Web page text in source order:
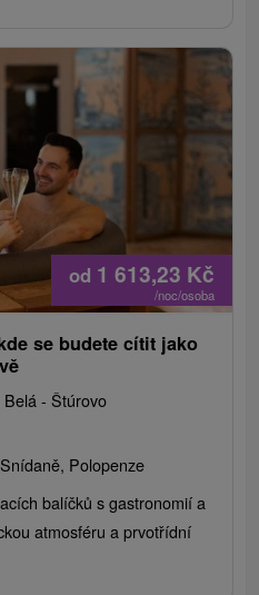
od 1 613,23 Kč
/noc/osoba
se budete cítit jako
Belá - Štúrovo
Snídaně, Polopenze
balíčků s gastronomií a
atmosféru a prvotřídní